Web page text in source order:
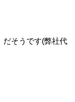
だそうです(弊社代